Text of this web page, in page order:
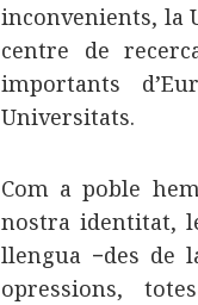
inconvenients, la
centre de
importants
Universitats.
Com a poble
nostra identitat,
llengua −des de
opressions,